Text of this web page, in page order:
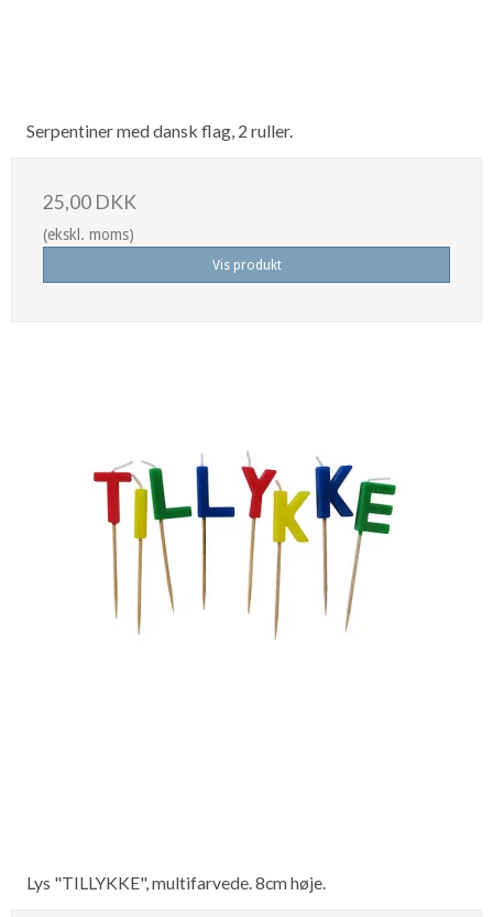
Serpentiner med dansk flag, 2 ruller.
25,00 DKK
(ekskl. moms)
Vis produkt
Lys "TILLYKKE", multifarvede. 8cm høje.